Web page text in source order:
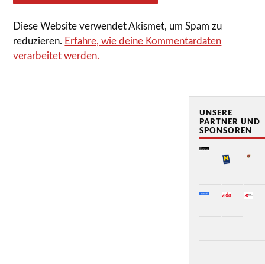
Diese Website verwendet Akismet, um Spam zu
reduzieren. Erfahre, wie deine Kommentardaten
verarbeitet werden.
UNSERE
PARTNER UND
SPONSOREN